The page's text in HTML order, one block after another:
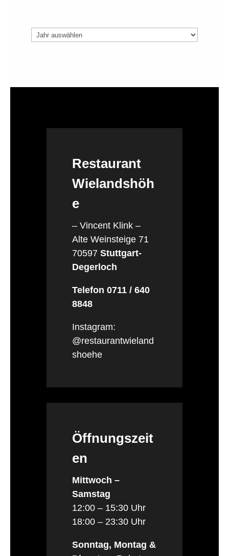
Archiv
Restaurant
Wielandshöh
e
– Vincent Klink –
Alte Weinsteige 71
70597 Stuttgart-
Degerloch
Telefon 0711 / 640
8848
Instagram:
@restaurantwieland
shoehe
Öffnungszeit
en
Mittwoch –
Samstag
12:00 – 15:30 Uhr
18:00 – 23:30 Uhr
Sonntag, Montag &